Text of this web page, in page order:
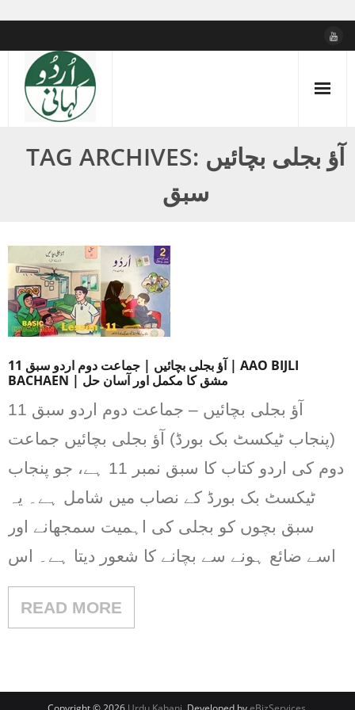
content
TAG ARCHIVES: آؤ بجلی بچائیں
سبق
آؤ بجلی بچائیں | جماعت دوم اردو سبق 11 | AAO BIJLI
BACHAEN | مشق کا مکمل اور آسان حل
آؤ بجلی بچائیں – جماعت دوم اردو سبق 11
(پنجاب ٹیکسٹ بک بورڈ) آؤ بجلی بچائیں جماعت
دوم کی اردو کتاب کا سبق نمبر 11 ہے، جو پنجاب
ٹیکسٹ بک بورڈ کے نصاب میں شامل ہے۔ یہ
سبق بچوں کو بجلی کی اہمیت سمجھانے اور
اسے ضائع ہونے سے بچانے کا شعور دیتا ہے۔ اس
READ MORE